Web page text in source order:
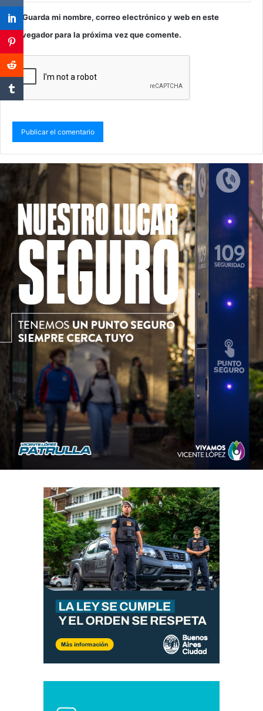
Guarda mi nombre, correo electrónico y web en este
navegador para la próxima vez que comente.